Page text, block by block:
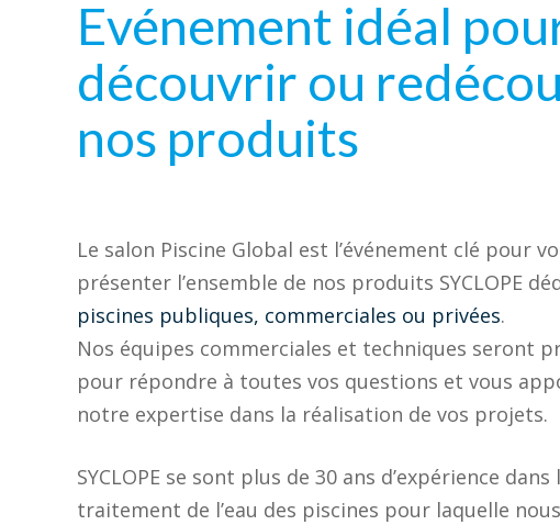
Evénement idéal
découvrir ou
nos produits
Le salon Piscine Global est l’événement clé pour
présenter l’ensemble de nos produits SYCLOPE
piscines publiques, commerciales ou privées.
Nos équipes commerciales et techniques seront
pour répondre à toutes vos questions et vous
notre expertise dans la réalisation de vos projets.
SYCLOPE se sont plus de 30 ans d’expérience dans
traitement de l’eau des piscines pour laquelle